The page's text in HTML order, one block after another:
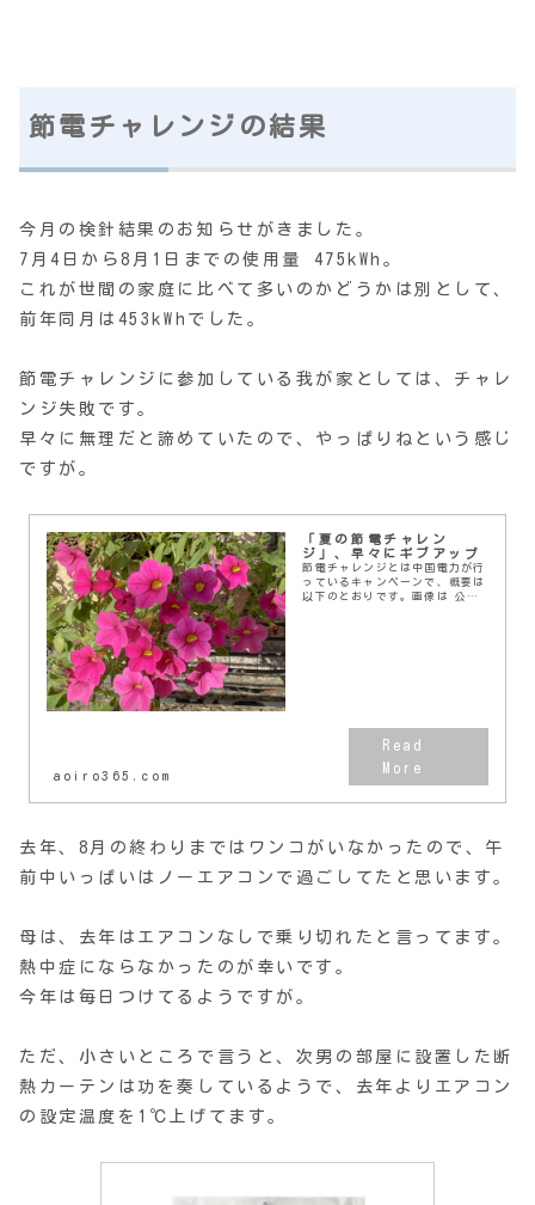
節電チャレンジの結果
今月の検針結果のお知らせがきました。
7月4日から8月1日までの使用量 475kWh。
これが世間の家庭に比べて多いのかどうかは別として、
前年同月は453kWhでした。
節電チャレンジに参加している我が家としては、チャレ
ンジ失敗です。
早々に無理だと諦めていたので、やっぱりねという感じ
ですが。
「夏の節電チャレン
ジ」、早々にギブアップ
節電チャレンジとは中国電力が行
っているキャンペーンで、概要は
以下のとおりです。画像は 公式
aoiro365.com
去年、8月の終わりまではワンコがいなかったので、午
前中いっぱいはノーエアコンで過ごしてたと思います。
母は、去年はエアコンなしで乗り切れたと言ってます。
熱中症にならなかったのが幸いです。
今年は毎日つけてるようですが。
ただ、小さいところで言うと、次男の部屋に設置した断
熱カーテンは功を奏しているようで、去年よりエアコン
の設定温度を1℃上げてます。